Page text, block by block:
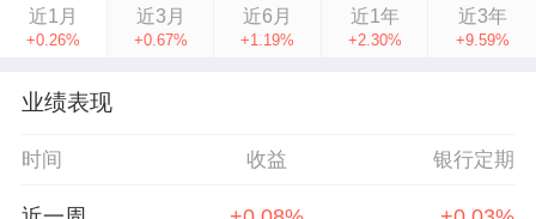
近1月
+0.26%
近3月
+0.67%
近6月
+1.19%
近1年
+2.30%
近3年
+9.59%
业绩表现
时间 收益 银行定期